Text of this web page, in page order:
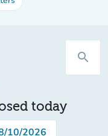
search
today
10/2026